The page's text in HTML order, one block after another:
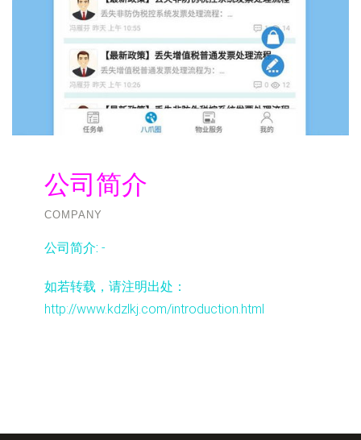
公司简介
COMPANY
公司简介: -
如若转载，请注明出处：
http://www.kdzlkj.com/introduction.html